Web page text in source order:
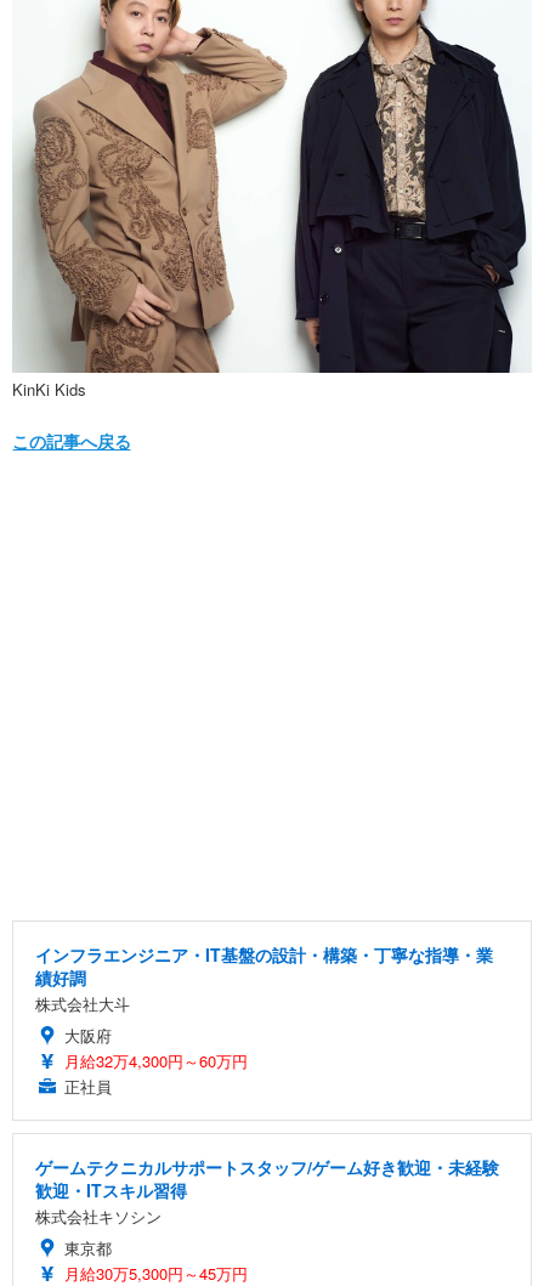
KinKi Kids
この記事へ戻る
インフラエンジニア・IT基盤の設計・構築・丁寧な指導・業
績好調
株式会社大斗
大阪府
月給32万4,300円～60万円
正社員
ゲームテクニカルサポートスタッフ/ゲーム好き歓迎・未経験
歓迎・ITスキル習得
株式会社キソシン
東京都
月給30万5,300円～45万円